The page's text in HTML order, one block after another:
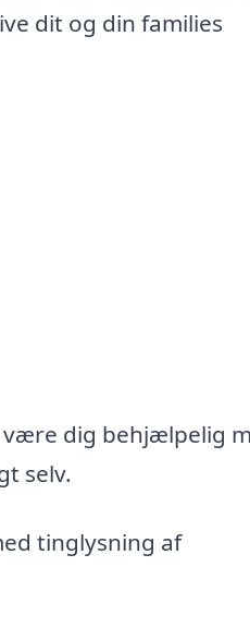
dit og din families
være dig behjælpelig
selv.
tinglysning af